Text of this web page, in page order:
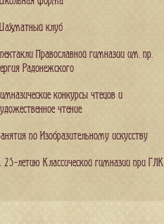
клуб
Православной гимназии им. пр.
Радонежского
конкурсы чтецов и
чтение
по Изобразительному искусству
25-летию Классической гимназии при ГЛК